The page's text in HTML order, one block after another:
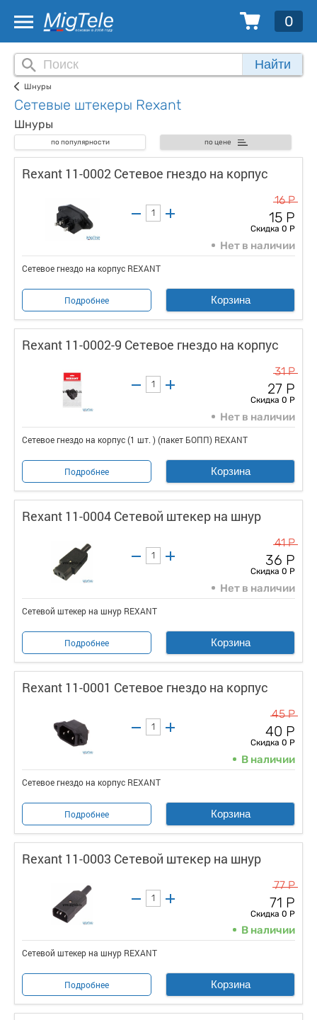
0
Найти
Шнуры
Сетевые штекеры Rexant
Шнуры
по популярности по цене
Rexant 11-0002 Сетевое гнездо на корпус
16 Р
15 Р
Скидка 0 Р
Нет в наличии
Сетевое гнездо на корпус REXANT
Подробнее Корзина
Rexant 11-0002-9 Сетевое гнездо на корпус
31 Р
27 Р
Скидка 0 Р
Нет в наличии
Сетевое гнездо на корпус (1 шт. ) (пакет БОПП) REXANT
Подробнее Корзина
Rexant 11-0004 Сетевой штекер на шнур
41 Р
36 Р
Скидка 0 Р
Нет в наличии
Сетевой штекер на шнур REXANT
Подробнее Корзина
Rexant 11-0001 Сетевое гнездо на корпус
45 Р
40 Р
Скидка 0 Р
В наличии
Сетевое гнездо на корпус REXANT
Подробнее Корзина
Rexant 11-0003 Сетевой штекер на шнур
77 Р
71 Р
Скидка 0 Р
В наличии
Сетевой штекер на шнур REXANT
Подробнее Корзина